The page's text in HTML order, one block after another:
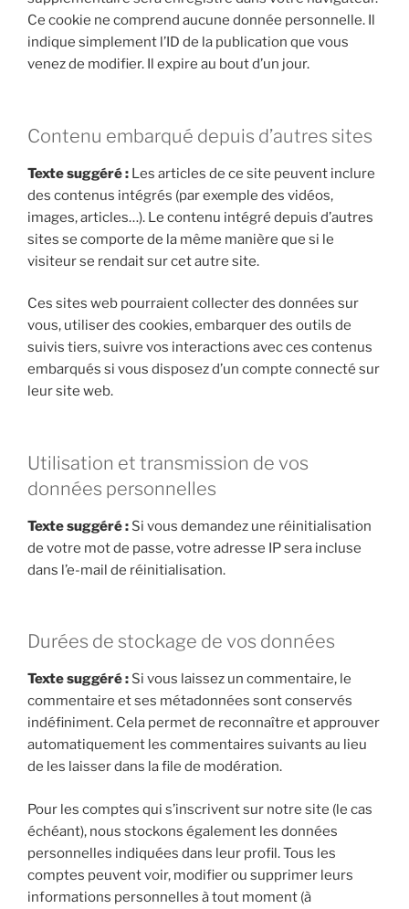
Ce cookie ne comprend aucune donnée personnelle. Il
indique simplement l’ID de la publication que vous
venez de modifier. Il expire au bout d’un jour.
Contenu embarqué depuis d’autres sites
Texte suggéré : Les articles de ce site peuvent inclure
des contenus intégrés (par exemple des vidéos,
images, articles…). Le contenu intégré depuis d’autres
sites se comporte de la même manière que si le
visiteur se rendait sur cet autre site.
Ces sites web pourraient collecter des données sur
vous, utiliser des cookies, embarquer des outils de
suivis tiers, suivre vos interactions avec ces contenus
embarqués si vous disposez d’un compte connecté sur
leur site web.
Utilisation et transmission de vos
données personnelles
Texte suggéré : Si vous demandez une réinitialisation
de votre mot de passe, votre adresse IP sera incluse
dans l’e-mail de réinitialisation.
Durées de stockage de vos données
Texte suggéré : Si vous laissez un commentaire, le
commentaire et ses métadonnées sont conservés
indéfiniment. Cela permet de reconnaître et approuver
automatiquement les commentaires suivants au lieu
de les laisser dans la file de modération.
Pour les comptes qui s’inscrivent sur notre site (le cas
échéant), nous stockons également les données
personnelles indiquées dans leur profil. Tous les
comptes peuvent voir, modifier ou supprimer leurs
informations personnelles à tout moment (à